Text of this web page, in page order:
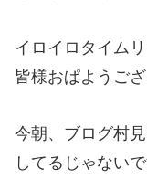
イロイロタイム
皆様おぱようござ
今朝、ブログ村
してるじゃないで